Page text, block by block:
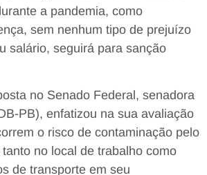
a pandemia, como
sem nenhum tipo de prejuízo
salário, seguirá para sanção
no Senado Federal, senadora
PB), enfatizou na sua avaliação
o risco de contaminação pelo
no local de trabalho como
de transporte em seu